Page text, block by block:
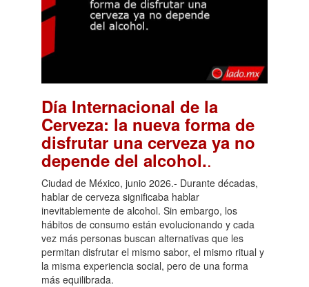
Día Internacional de la
Cerveza: la nueva forma de
disfrutar una cerveza ya no
depende del alcohol..
Ciudad de México, junio 2026.- Durante décadas,
hablar de cerveza significaba hablar
inevitablemente de alcohol. Sin embargo, los
hábitos de consumo están evolucionando y cada
vez más personas buscan alternativas que les
permitan disfrutar el mismo sabor, el mismo ritual y
la misma experiencia social, pero de una forma
más equilibrada.